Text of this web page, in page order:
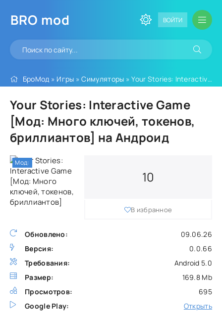
BRO mod ВОЙТИ
БроМод » Игры »Симуляторы » Your Stories: Interactive Game [Мод: Много ключей, токенов, бриллиантов]
Your Stories: Interactive Game
[Мод: Много ключей, токенов,
бриллиантов] на Андроид
Обновлено:
09.06.26
Версия:
0.0.66
Требования:
Android 5.0
Размер:
169.8 Mb
Просмотров:
695
Google Play:
Открыть
10
В избранное
Мод: